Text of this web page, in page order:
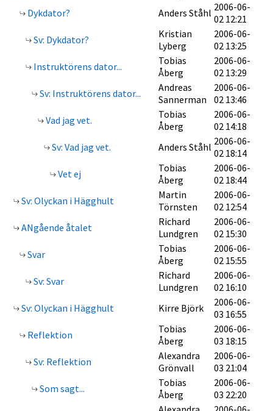
Dykdator?
Anders Ståhl 2006-06-
02 12:21
Sv: Dykdator?
Kristian
Lyberg
2006-06-
02 13:25
Instruktörens dator...
Tobias
Åberg
2006-06-
02 13:29
Sv: Instruktörens dator...
Andreas
Sannerman
2006-06-
02 13:46
Vad jag vet.
Tobias
Åberg
2006-06-
02 14:18
Sv: Vad jag vet.
Anders Ståhl 2006-06-
02 18:14
Vet ej
Tobias
Åberg
2006-06-
02 18:44
Sv: Olyckan i Hägghult
Martin
Törnsten
2006-06-
02 12:54
ANgående åtalet
Richard
Lundgren
2006-06-
02 15:30
Svar
Tobias
Åberg
2006-06-
02 15:55
Sv: Svar
Richard
Lundgren
2006-06-
02 16:10
Sv: Olyckan i Hägghult
Kirre Björk
2006-06-
03 16:55
Reflektion
Tobias
Åberg
2006-06-
03 18:15
Sv: Reflektion
Alexandra
Grönvall
2006-06-
03 21:04
Som sagt...
Tobias
Åberg
2006-06-
03 22:20